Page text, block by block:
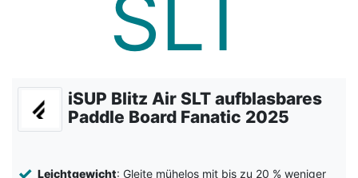
iSUP Blitz Air SLT aufblasbares
Paddle Board Fanatic 2025
Leichtgewicht: Gleite mühelos mit bis zu 20 % weniger